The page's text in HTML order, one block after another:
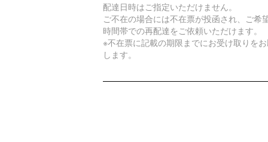
配達日時はご指定いただけません。
ご不在の場合には不在票が投函され、ご希
時間帯での再配達をご依頼いただけます。
※不在票に記載の期限までにお受け取りを
します。